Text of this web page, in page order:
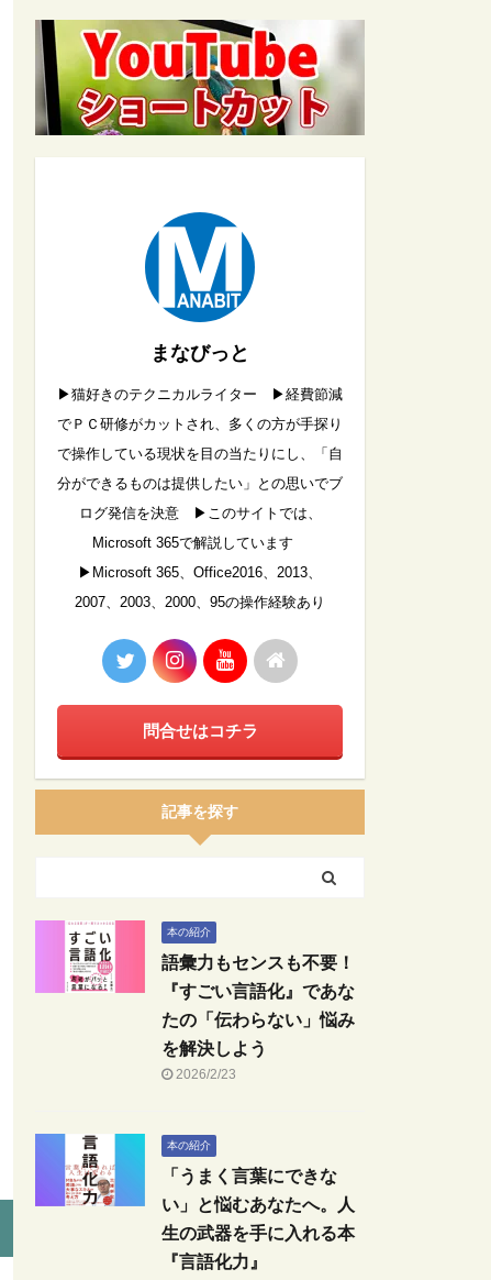
まなびっと
▶︎猫好きのテクニカルライター ▶︎経費節減
でＰＣ研修がカットされ、多くの方が手探り
で操作している現状を目の当たりにし、「自
分ができるものは提供したい」との思いでブ
ログ発信を決意 ▶︎このサイトでは、
Microsoft 365で解説しています
▶︎Microsoft 365、Office2016、2013、
2007、2003、2000、95の操作経験あり
問合せはコチラ
記事を探す
本の紹介
語彙力もセンスも不要！
『すごい言語化』であな
たの「伝わらない」悩み
を解決しよう
2026/2/23
本の紹介
「うまく言葉にできな
い」と悩むあなたへ。人
生の武器を手に入れる本
『言語化力』